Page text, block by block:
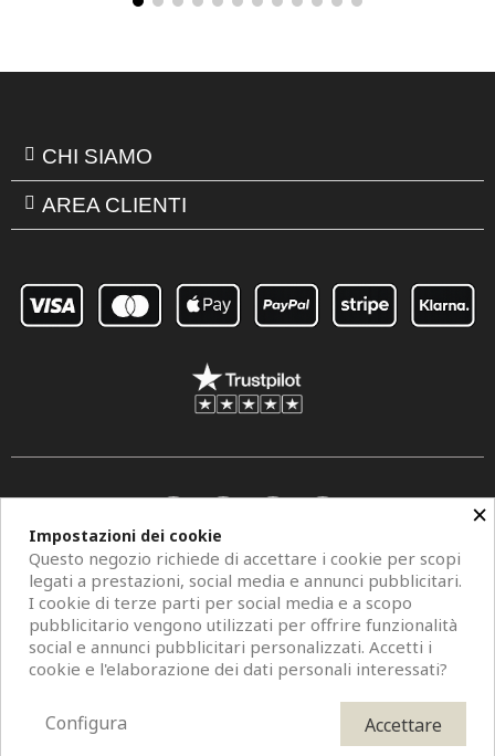
CHI SIAMO
AREA CLIENTI
Copyright © 2026 Centro Specchi. Mestre (Venezia) P.IVA 04962320273.
×
Impostazioni dei cookie
Questo negozio richiede di accettare i cookie per scopi
legati a prestazioni, social media e annunci pubblicitari.
I cookie di terze parti per social media e a scopo
pubblicitario vengono utilizzati per offrire funzionalità
social e annunci pubblicitari personalizzati. Accetti i
cookie e l'elaborazione dei dati personali interessati?
Accettare
Configura